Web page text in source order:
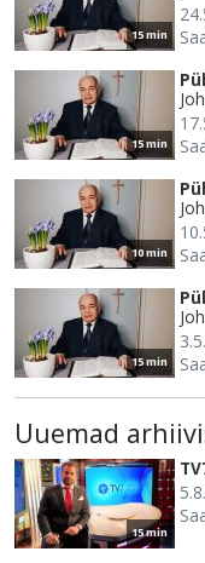
15 min
15 min
10 min
15 min
Uuemad
15 min